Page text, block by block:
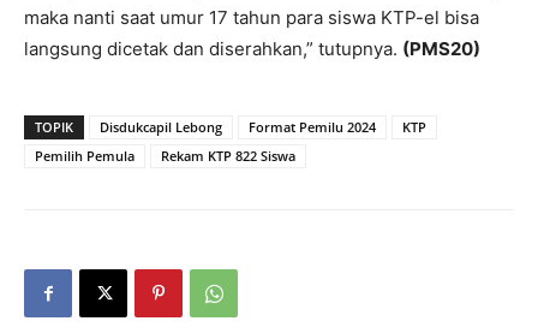
maka nanti saat umur 17 tahun para siswa KTP-el bisa
langsung dicetak dan diserahkan,” tutupnya. (PMS20)
TOPIK Disdukcapil Lebong Format Pemilu 2024
KTP
Pemilih Pemula
Rekam KTP 822 Siswa